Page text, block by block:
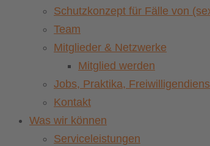
Schutzkonzept für Fälle von
Team
Mitglieder & Netzwerke
Mitglied werden
Jobs, Praktika,
Kontakt
Was wir können
Serviceleistungen